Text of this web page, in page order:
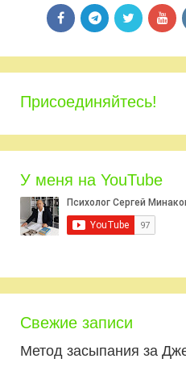
Присоединяйтесь!
У меня на YouTube
Свежие записи
Метод засыпания за